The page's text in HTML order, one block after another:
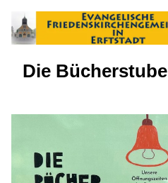
Die Bücherstube